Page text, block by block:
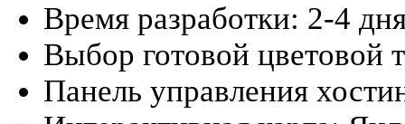
Время разработки: 2-4
Выбор готовой цветовой
Панель управления